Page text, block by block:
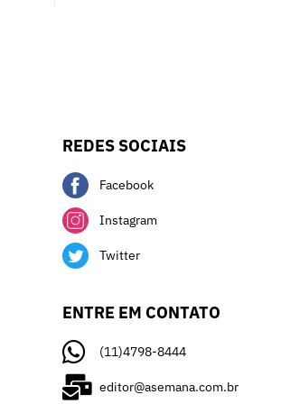
REDES SOCIAIS
Facebook
Instagram
Twitter
ENTRE EM CONTATO
(11)4798-8444
editor@asemana.com.br